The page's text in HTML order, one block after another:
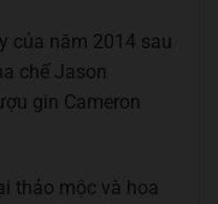
của năm 2014 sau
chế Jason
gin Cameron
thảo mộc và hoa